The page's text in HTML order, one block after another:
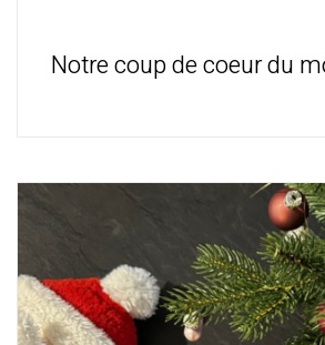
Notre coup de coeur du